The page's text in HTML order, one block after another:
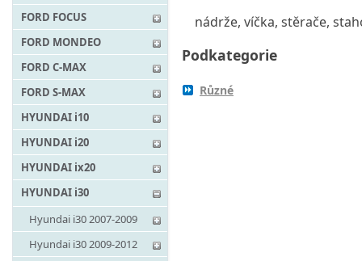
FORD FOCUS
FORD MONDEO
FORD C-MAX
FORD S-MAX
HYUNDAI i10
HYUNDAI i20
HYUNDAI ix20
HYUNDAI i30
Hyundai i30 2007-2009
Hyundai i30 2009-2012
nádrže, víčka, stěrače,
Podkategorie
Různé